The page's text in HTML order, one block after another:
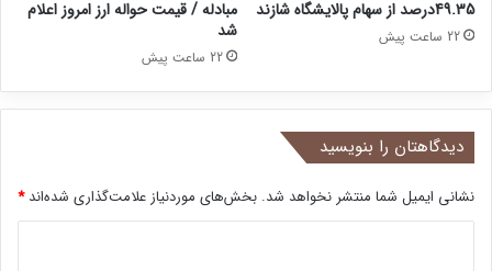
49.35درصد از سهام پالایشگاه شازند
22 ساعت پیش
مبادله / قیمت حواله ارز امروز اعلام
شد
22 ساعت پیش
دیدگاهتان را بنویسید
نشانی ایمیل شما منتشر نخواهد شد. بخش‌های موردنیاز علامت‌گذاری شده‌اند*